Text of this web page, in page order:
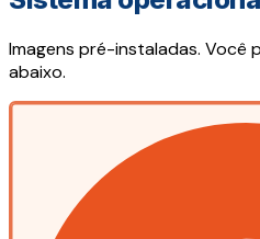
Imagens pré-instaladas. Você
abaixo.